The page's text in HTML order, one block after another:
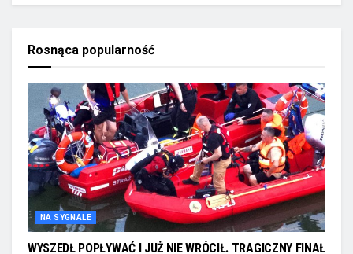
Rosnąca popularność
NA SYGNALE
WYSZEDŁ POPŁYWAĆ I JUŻ NIE WRÓCIŁ. TRAGICZNY FINAŁ